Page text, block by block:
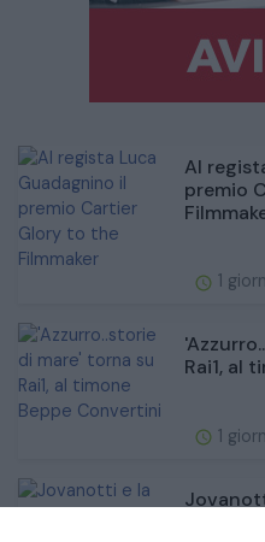
Al
premio
1
Rai1, al
1